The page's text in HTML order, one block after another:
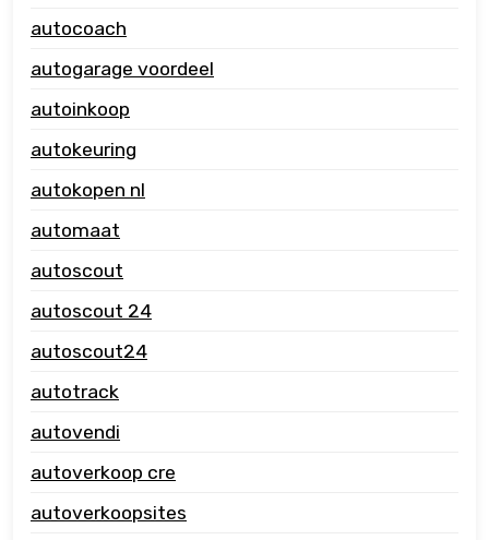
autocoach
autogarage voordeel
autoinkoop
autokeuring
autokopen nl
automaat
autoscout
autoscout 24
autoscout24
autotrack
autovendi
autoverkoop cre
autoverkoopsites